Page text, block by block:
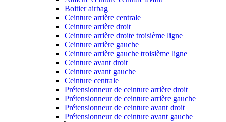
Boitier airbag
Ceinture arrière centrale
Ceinture arrière droit
Ceinture arrière droite troisième ligne
Ceinture arrière gauche
Ceinture arrière gauche troisième ligne
Ceinture avant droit
Ceinture avant gauche
Ceinture centrale
Prétensionneur de ceinture arrière droit
Prétensionneur de ceinture arrière gauche
Prétensionneur de ceinture avant droit
Prétensionneur de ceinture avant gauche